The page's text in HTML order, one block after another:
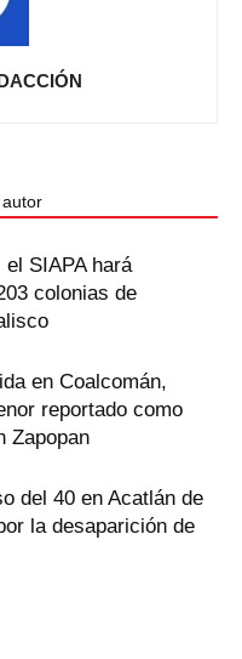
el SIAPA hará
colonias de
en Coalcomán,
reportado como
Zapopan
del 40 en Acatlán de
la desaparición de